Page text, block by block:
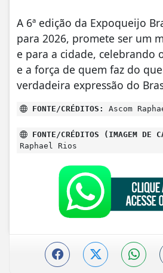
A 6ª edição da Expoqueijo
para 2026, promete ser um
e para a cidade, celebrando
e a força de quem faz do
verdadeira expressão do
FONTE/CRÉDITOS: Ascom
FONTE/CRÉDITOS (IMAGEM DE
Raphael Rios